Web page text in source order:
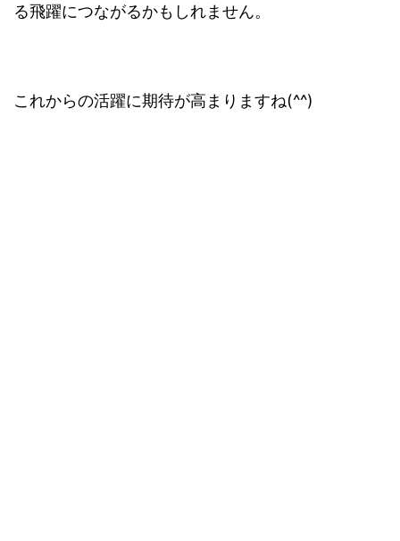
る飛躍につながるかもしれません。
これからの活躍に期待が高まりますね(^^)